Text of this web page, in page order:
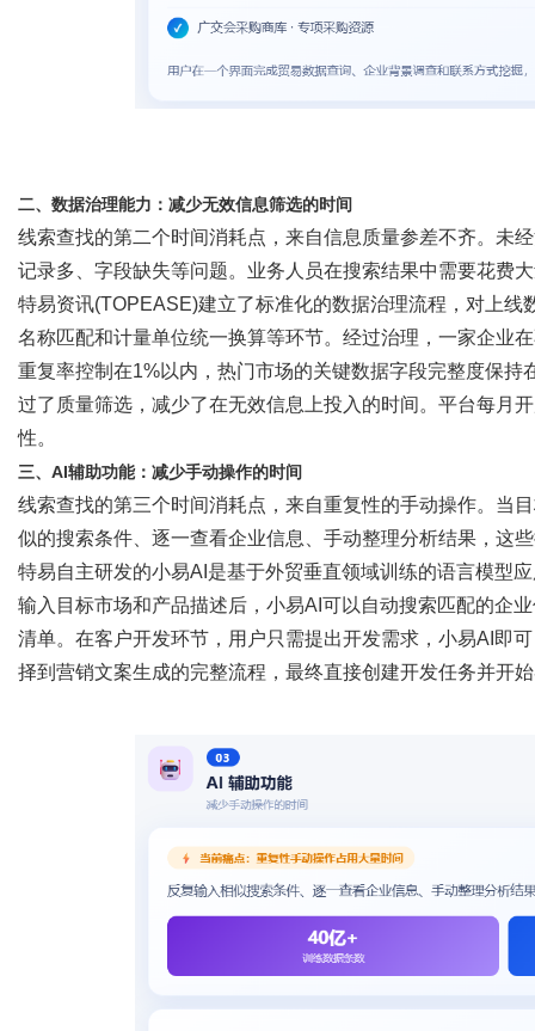
二、数据治理能力：减少无效信息筛选的时间
线索查找的第二个时间消耗点，来自信息质量参差不齐。未
记录多、字段缺失等问题。业务人员在搜索结果中需要花费
特易资讯(TOPEASE)建立了标准化的数据治理流程，对上线
名称匹配和计量单位统一换算等环节。经过治理，一家企业
重复率控制在1%以内，热门市场的关键数据字段完整度保
过了质量筛选，减少了在无效信息上投入的时间。平台每月
性。
三、 AI辅助功能：减少手动操作的时间
线索查找的第三个时间消耗点，来自重复性的手动操作。当
似的搜索条件、逐一查看企业信息、手动整理分析结果，这
特易自主研发的小易AI是基于外贸垂直领域训练的语言模型
输入目标市场和产品描述后，小易AI可以自动搜索匹配的企
清单。在客户开发环节，用户只需提出开发需求，小易AI即
择到营销文案生成的完整流程，最终直接创建开发任务并开